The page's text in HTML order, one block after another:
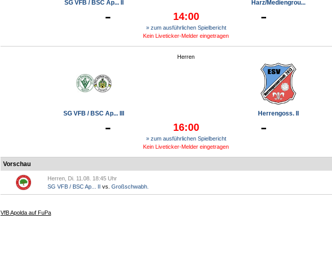
SG VFB / BSC Ap... II Harz/Mediengrou...
- 14:00 -
» zum ausführlichen Spielbericht
Kein Liveticker-Melder eingetragen
Herren
SG VFB / BSC Ap... III Herrengoss. II
- 16:00 -
» zum ausführlichen Spielbericht
Kein Liveticker-Melder eingetragen
Vorschau
Herren, Di. 11.08. 18:45 Uhr
SG VFB / BSC Ap... II vs. Großschwabh.
VfB Apolda auf FuPa